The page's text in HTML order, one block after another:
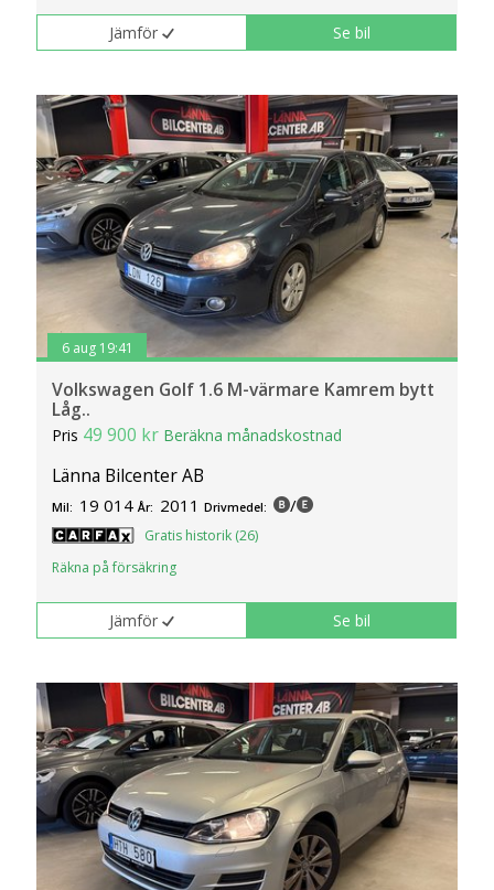
Jämför Se bil
6 aug 19:41
Volkswagen Golf 1.6 M-värmare Kamrem bytt
Låg..
Pris 49 900 kr Beräkna månadskostnad
Länna Bilcenter AB
Mil: 19 014 År: 2011 Drivmedel: /
Gratis historik (26)
Räkna på försäkring
Jämför Se bil